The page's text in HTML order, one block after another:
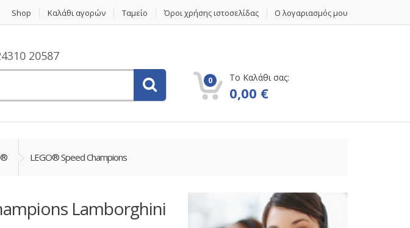
Shop Καλάθι αγορών Ταμείο Όροι χρήσης ιστοσελίδας Ο λογαριασμός μου
20587
0 Το Καλάθι σας:
0,00 €
LEGO® Speed Champions
Lamborghini